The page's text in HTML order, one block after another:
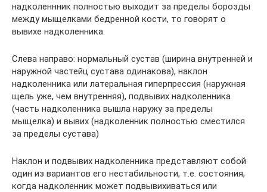
надколеннник полностью выходит за пределы борозды
между мыщелками бедренной кости, то говорят о
вывихе надколенника.
Слева направо: нормальный сустав (ширина внутренней и
наружной частейц сустава одинакова), наклон
надколенника или латеральная гиперпрессия (наружная
щель уже, чем внутренняя), подвывих надколенника
(часть надколенника вышла наружу за пределы
мыщелка) и вывих (надколенник полностью сместился
за пределы сустава)
Наклон и подвывих надколенника представляют собой
один из вариантов его нестабильности, т.е. состояния,
когда надколенник может подвывихиваться или